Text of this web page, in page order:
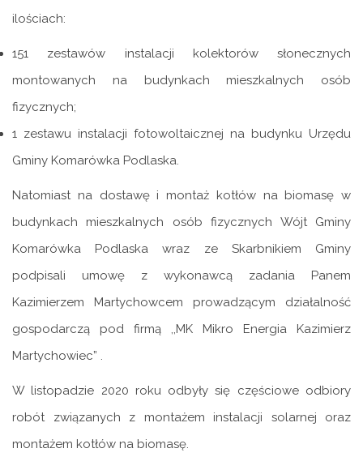
ilościach:
151 zestawów instalacji kolektorów słonecznych
montowanych na budynkach mieszkalnych osób
fizycznych;
1 zestawu instalacji fotowoltaicznej na budynku Urzędu
Gminy Komarówka Podlaska.
Natomiast na dostawę i montaż kotłów na biomasę w
budynkach mieszkalnych osób fizycznych Wójt Gminy
Komarówka Podlaska wraz ze Skarbnikiem Gminy
podpisali umowę z wykonawcą zadania Panem
Kazimierzem Martychowcem prowadzącym działalność
gospodarczą pod firmą ,,MK Mikro Energia Kazimierz
Martychowiec” .
W listopadzie 2020 roku odbyły się częściowe odbiory
robót związanych z montażem instalacji solarnej oraz
montażem kotłów na biomasę.